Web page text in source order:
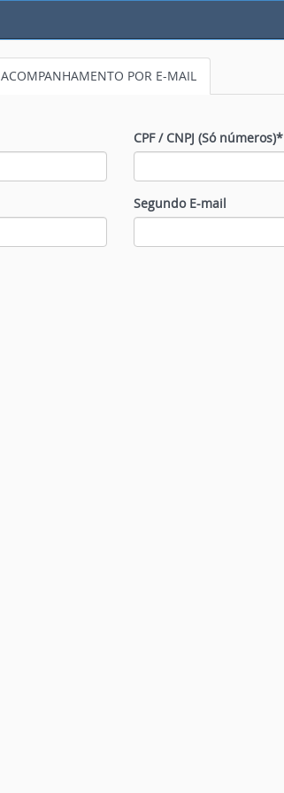
ACOMPANHAMENTO POR E-MAIL
CPF / CNPJ (Só números)*
Segundo E-mail